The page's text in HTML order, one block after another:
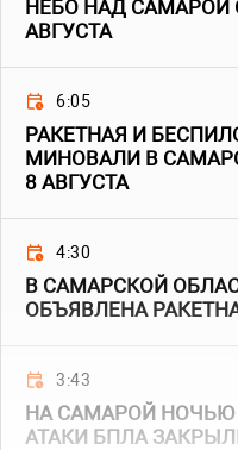
НЕБО НАД САМАРОЙ
АВГУСТА
6:05
РАКЕТНАЯ И
МИНОВАЛИ В
8 АВГУСТА
4:30
В САМАРСКОЙ
ОБЪЯВЛЕНА
3:43
НА САМАРОЙ НОЧЬЮ
АТАКИ БПЛА